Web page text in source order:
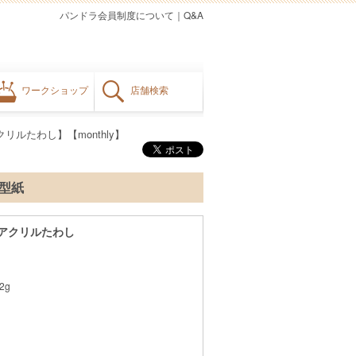
ワークショップ 店舗検索
Q&A
｜
パンドラ会員制度について
ルたわし】【monthly】
紙
クリルたわし